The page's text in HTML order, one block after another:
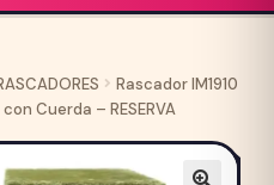
Rascador IM1910
Cuerda – RESERVA